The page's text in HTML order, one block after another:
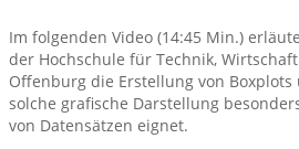
Im folgenden Video (14:45 Min.)
der Hochschule für Technik,
Offenburg die Erstellung von
solche grafische Darstellung
von Datensätzen eignet.